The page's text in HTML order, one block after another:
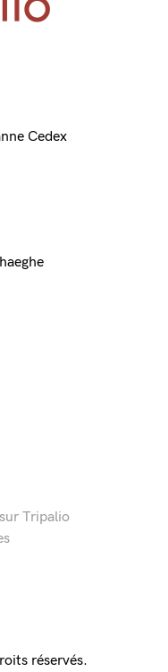
Cedex
Tripalio
réservés.